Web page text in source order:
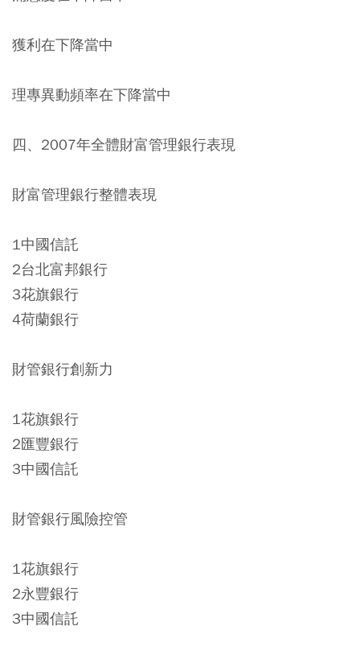
獲利在下降當中
理專異動頻率在下降當中
四、2007年全體財富管理銀行表現
財富管理銀行整體表現
1中國信託
2台北富邦銀行
3花旗銀行
4荷蘭銀行
財管銀行創新力
1花旗銀行
2匯豐銀行
3中國信託
財管銀行風險控管
1花旗銀行
2永豐銀行
3中國信託